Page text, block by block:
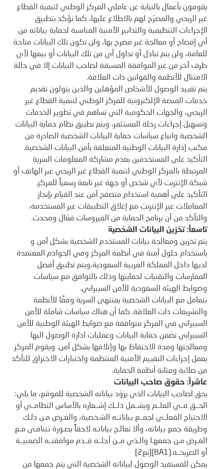
يقومون بأعمال بالنيابة عن عاملي المركز الوطني لتنمية القطاع
غير الربحي والمصرّح لهم بالاطلاع عليها، كما نؤكد بتطبيق
الإجراءات التنظيمية والتدابير الأمنية المناسبة لحماية بياناته من
أي إفصاح أو معالجة غير مصرح بها، ولن تكون تلك البيانات متاحة
للعامة، ولن يتم تبادل أو تداول أي من تلك البيانات أو بيعها لأي
طرف آخر من غير الموافقة المسبقة لصاحب البيانات إلا في حالة
الامتثال للأنظمة والقوانين ذات العلاقة.
يتم تقييد الوصول للأشخاص المؤهلين والذين يتولون تقديم
خدمات المنصة الإلكترونية للمركز الوطني لتنمية القطاع غير
الربحي، والجهات الحكومية التي تساهم في تطوير الخدمات
وتسهيل إجراءات رحلة المستثمر، ويتم تطبيق نظام حماية البيانات
الشخصية واتباع سياسات حماية البيانات الشخصية الصادرة من
مكتب إدارة البيانات الوطنية المتعلقة بأمن البيانات الشخصية.
التأكيد على المستخدمين بعدم مشاركة المعلومات السرية
المرتبطة بالمركز الوطني لتنمية القطاع غير الربحي عبر الهاتف أو
شبكة الإنترنت لأي شخص أو جهة غير تابعة رسمياً للمركز.
التأكيد على أهمية استخدام متصفح آمن عند القيام بإنجاز
المعاملات عبر الإنترنت مع إغلاق التطبيقات غير المستخدمة،
والتأكد من أن برنامج الحماية من الفيروسات فعّال ومحدث.
تاسعاً: تخزين البيانات الشخصية
يتم تخزين ومعالجة بيانات المستخدم الشخصية بشكل آمن و
باستخدام حلول آمنة في أنظمة المركز وفي الخوادم المعتمدة
لديها داخل المملكة العربية السعودية،ويتم تطبيق أفضل
الممارسات والتقنيات لحمايتها وذلك بالتوافق مع سياسات
وضوابط الهيئة السعودية للأمن السيبراني.
نتعامل مع البيانات الشخصية بمنتهى السرية وفقًا للأنظمة
والتشريعات ذات العلاقة. كما أن هناك سياسات شاملة للأمن
السيبراني في المركز متوافقة مع ضوابط الهيئة الوطنية للأمن
السيبراني تضمن حماية البيانات وعمليات ادارة الوصول اليها
ومعالجتها ومدة الاحتفاظ بها وإتلافها بشكل آمن. ويقوم المركز
بعمل إجراءات التقييم الأمنية المنتظمة واختبارات الاختراق للتأكد
من صلابة ومتانة أنظمة الحماية.
عاشراً: حقوق صاحب البيانات
يحق لصاحب البيانات الذي يزوّد بياناته الشخصية للموقع، ما يلي:
الحــق فــي العلــم ويشــمل ذلــك إشــعاره بالأساس النظامــي أو
الاحتياج الفعلــي لجمــع بياناتــه الشـخصية، والغـرض مـن ذلـك
وطريقة جمع بياناته، وألا تعالـج بياناتـه لاحقاً بصـورة تتنافـى مـع
الغـرض مـن جمعهـا والـذي مــن أجلــه قــدم موافقتــه الضمنيــة
أو الصريحــة.
[نع2]
يمكن للمستفيد الوصول لبياناته الشخصية التي يتم جمعها من